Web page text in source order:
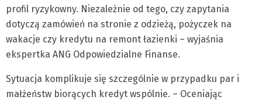
profil ryzykowny. Niezależnie od tego, czy zapytania
dotyczą zamówień na stronie z odzieżą, pożyczek na
wakacje czy kredytu na remont łazienki – wyjaśnia
ekspertka ANG Odpowiedzialne Finanse.
Sytuacja komplikuje się szczególnie w przypadku par i
małżeństw biorących kredyt wspólnie. – Oceniając